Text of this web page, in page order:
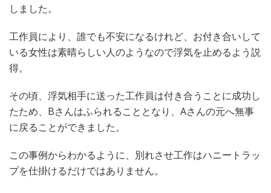
しました。
工作員により、誰でも不安になるけれど、お付き合いして
いる女性は素晴らしい人のようなので浮気を止めるよう説
得。
その頃、浮気相手に送った工作員は付き合うことに成功し
たため、Bさんはふられることとなり、Aさんの元へ無事
に戻ることができました。
この事例からわかるように、別れさせ工作はハニートラッ
プを仕掛けるだけではありません。